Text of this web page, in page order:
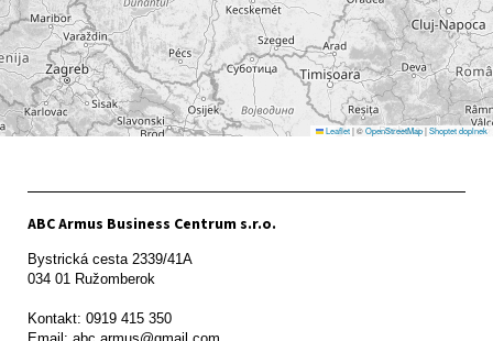
Leaflet|©OpenStreetMap|Shoptet doplnek
ABC Armus Business Centrum s.r.o.
Bystrická cesta 2339/41A
034 01 Ružomberok
Kontakt: 0919 415 350